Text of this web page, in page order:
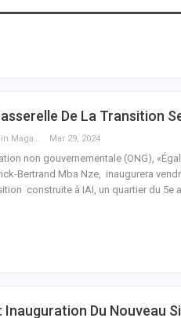
De La Transition
Guy Germain Maganga Nziengui Mar 29, 2024
non gouvernementale (ONG),
Bertrand Mba Nze, inaugurera
construite à IAI, un quartier du 5e
Inauguration Du Nouveau